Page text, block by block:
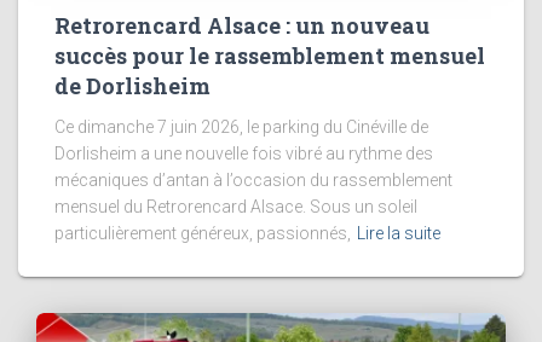
Retrorencard Alsace : un nouveau
succès pour le rassemblement mensuel
de Dorlisheim
Ce dimanche 7 juin 2026, le parking du Cinéville de
Dorlisheim a une nouvelle fois vibré au rythme des
mécaniques d’antan à l’occasion du rassemblement
mensuel du Retrorencard Alsace. Sous un soleil
particulièrement généreux, passionnés, Lire la suite